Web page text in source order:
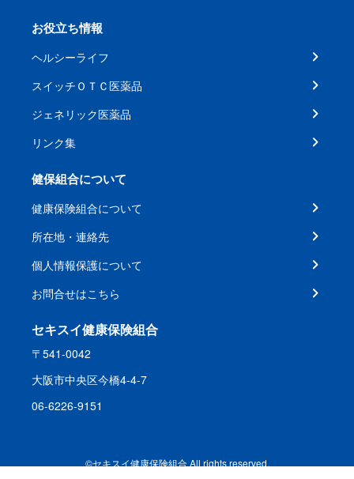
お役立ち情報
ヘルシーライフ
スイッチＯＴＣ医薬品
ジェネリック医薬品
リンク集
健保組合について
健康保険組合について
所在地・連絡先
個人情報保護について
お問合せはこちら
セキスイ健康保険組合
〒541-0042
大阪市中央区今橋4-4-7
06-6226-9151
©セキスイ健康保険組合 All rights reserved.